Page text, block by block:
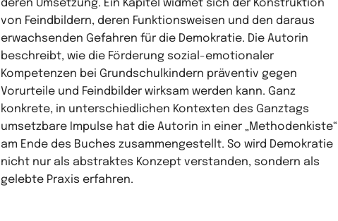
deren Umsetzung. Ein Kapitel widmet sich der Konstruktion
von Feindbildern, deren Funktionsweisen und den daraus
erwachsenden Gefahren für die Demokratie. Die Autorin
beschreibt, wie die Förderung sozial-emotionaler
Kompetenzen bei Grundschulkindern präventiv gegen
Vorurteile und Feindbilder wirksam werden kann. Ganz
konkrete, in unterschiedlichen Kontexten des Ganztags
umsetzbare Impulse hat die Autorin in einer „Methodenkiste“
am Ende des Buches zusammengestellt. So wird Demokratie
nicht nur als abstraktes Konzept verstanden, sondern als
gelebte Praxis erfahren.